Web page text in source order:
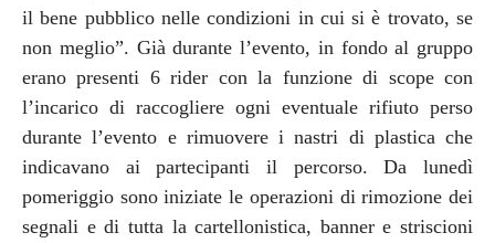
il bene pubblico nelle condizioni in cui si è trovato, se
non meglio”. Già durante l’evento, in fondo al gruppo
erano presenti 6 rider con la funzione di scope con
l’incarico di raccogliere ogni eventuale rifiuto perso
durante l’evento e rimuovere i nastri di plastica che
indicavano ai partecipanti il percorso. Da lunedì
pomeriggio sono iniziate le operazioni di rimozione dei
segnali e di tutta la cartellonistica, banner e striscioni